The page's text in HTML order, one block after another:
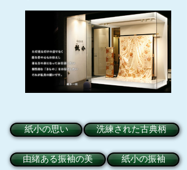
紙小の思い 洗練された古典柄
由緒ある振袖の美 紙小の振袖